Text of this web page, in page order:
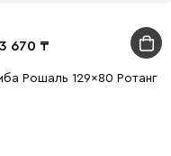
670
Рошаль 129x80 Ротанг